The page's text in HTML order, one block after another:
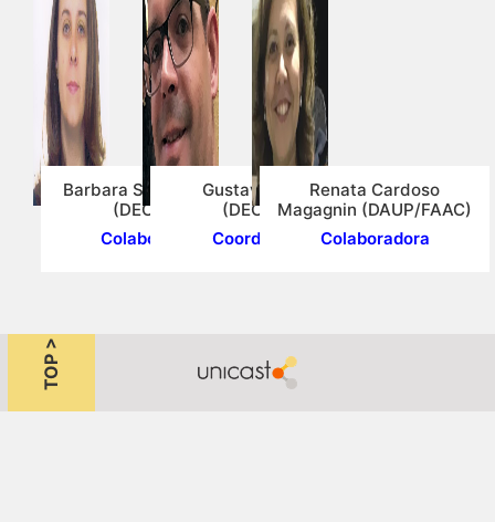
Barbara Stolte Bezerra
(DEC/FEB)
Colaboradora
Gustavo Garcia
(DEC/FEB)
Coordenador
Renata Cardoso
Magagnin (DAUP/FAAC)
Colaboradora
TOP >